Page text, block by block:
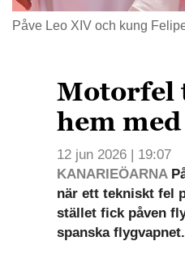
Påve Leo XIV och kung
Motorfel
hem
12 jun 2026 | 19:07
KANARIEÖARNA
när ett tekniskt fel
stället fick påven
spanska flygvapnet.